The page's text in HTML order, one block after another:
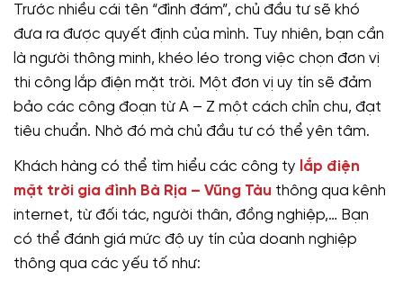
Trước nhiều cái tên “đình đám”, chủ đầu tư sẽ khó
đưa ra được quyết định của mình. Tuy nhiên, bạn cần
là người thông minh, khéo léo trong việc chọn đơn vị
thi công lắp điện mặt trời. Một đơn vị uy tín sẽ đảm
bảo các công đoạn từ A – Z một cách chỉn chu, đạt
tiêu chuẩn. Nhờ đó mà chủ đầu tư có thể yên tâm.
Khách hàng có thể tìm hiểu các công ty lắp điện
mặt trời gia đình Bà Rịa – Vũng Tàu thông qua kênh
internet, từ đối tác, người thân, đồng nghiệp,… Bạn
có thể đánh giá mức độ uy tín của doanh nghiệp
thông qua các yếu tố như: